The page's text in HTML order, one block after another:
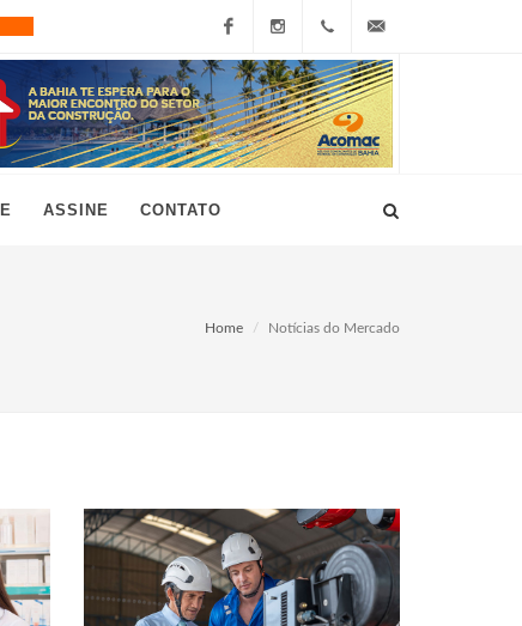
FacebookInstagram
+55
(11)
grau10@grau10.com.br
ASSINE CONTATO
Home Notícias do Mercado